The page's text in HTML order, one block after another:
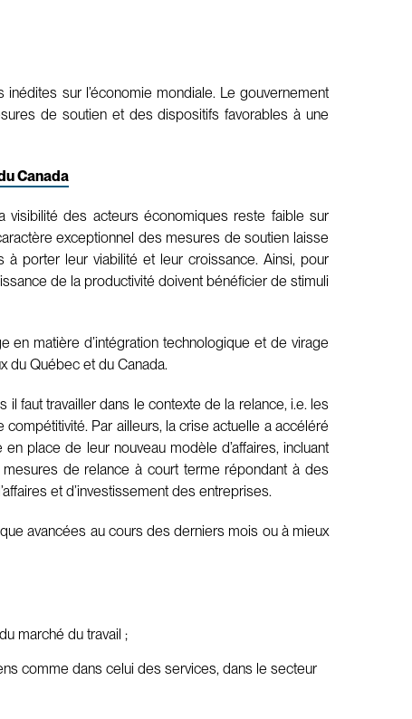
sur l’économie mondiale. Le gouvernement
de soutien et des dispositifs favorables à une
Canada
visibilité des acteurs économiques reste faible sur
exceptionnel des mesures de soutien laisse
porter leur viabilité et leur croissance. Ainsi, pour
de la productivité doivent bénéficier de stimuli
en matière d’intégration technologique et de virage
du Québec et du Canada.
faut travailler dans le contexte de la relance, i.e. les
Par ailleurs, la crise actuelle a accéléré
place de leur nouveau modèle d’affaires, incluant
mesures de relance à court terme répondant à des
et d’investissement des entreprises.
avancées au cours des derniers mois ou à mieux
marché du travail ;
comme dans celui des services, dans le secteur